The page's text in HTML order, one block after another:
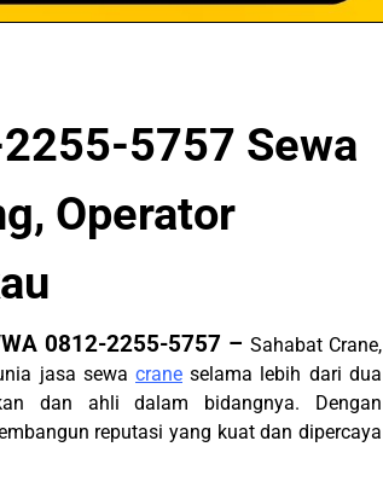
5757 Sewa
Operator
0812-2255-5757 – Sahabat Crane,
jasa sewa crane selama lebih dari dua
dan ahli dalam bidangnya. Dengan
reputasi yang kuat dan dipercaya